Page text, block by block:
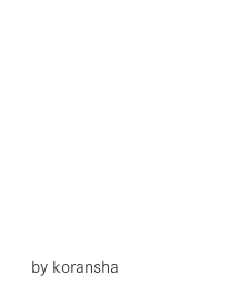
by koransha